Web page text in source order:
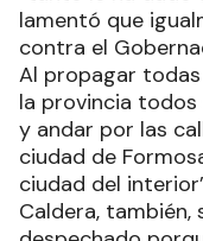
lamentó que
contra el
Al propagar
la provincia
y andar por las
ciudad de
ciudad del
Caldera, también,